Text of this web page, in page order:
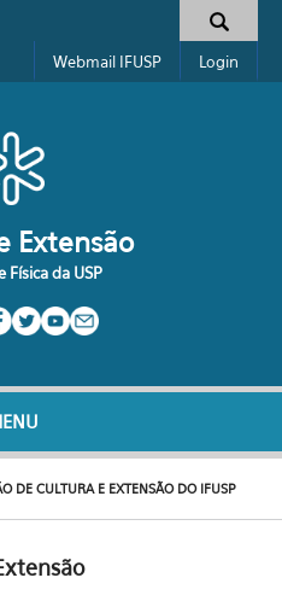
de busca
Webmail IFUSP Login
Extensão
da USP
DE CULTURA E EXTENSÃO DO IFUSP